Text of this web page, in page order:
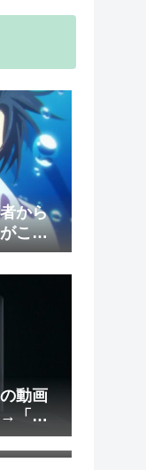
から
こち
動画
→「ま
外の
めて
の3大